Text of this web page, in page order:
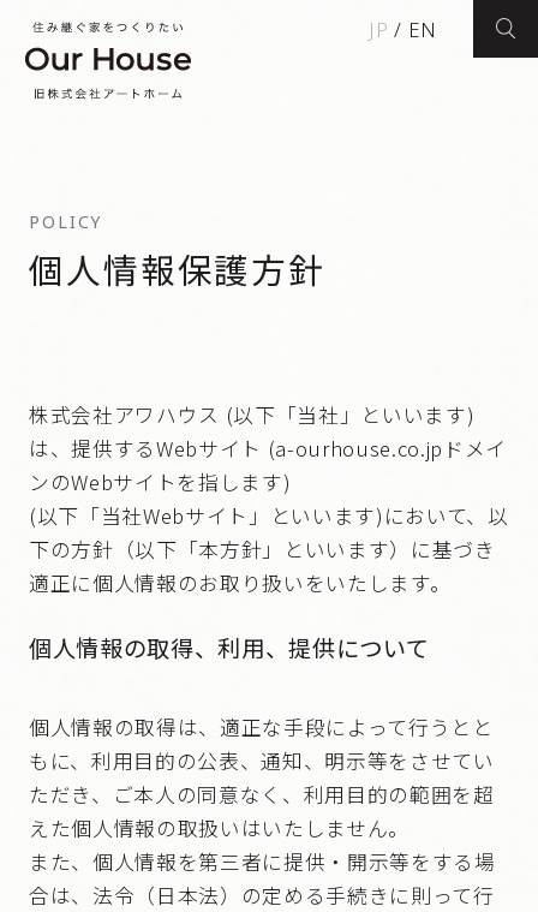
JP / EN
POLICY
個人情報保護方針
株式会社アワハウス (以下「当社」といいます)
は、提供するWebサイト (a-ourhouse.co.jpドメイ
ンのWebサイトを指します)
(以下「当社Webサイト」といいます)において、以
下の方針（以下「本方針」といいます）に基づき
適正に個人情報のお取り扱いをいたします。
個人情報の取得、利用、提供について
個人情報の取得は、適正な手段によって行うとと
もに、利用目的の公表、通知、明示等をさせてい
ただき、ご本人の同意なく、利用目的の範囲を超
えた個人情報の取扱いはいたしません。
また、個人情報を第三者に提供・開示等をする場
合は、法令（日本法）の定める手続きに則って行